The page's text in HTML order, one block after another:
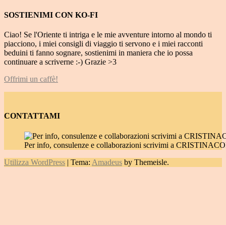
SOSTIENIMI CON KO-FI
Ciao! Se l'Oriente ti intriga e le mie avventure intorno al mondo ti
piacciono, i miei consigli di viaggio ti servono e i miei racconti
beduini ti fanno sognare, sostienimi in maniera che io possa
continuare a scriverne :-) Grazie >3
Offrimi un caffè!
CONTATTAMI
Per info, consulenze e collaborazioni scrivimi a
Utilizza WordPress | Tema: Amadeus by Themeisle.